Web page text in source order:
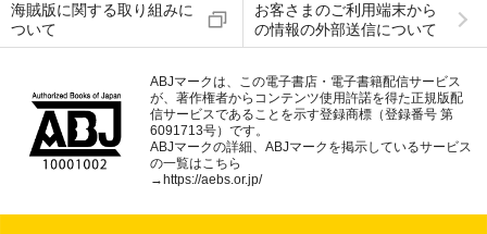
海賊版に関する取り組みに
ついて
お客さまのご利用端末から
の情報の外部送信について
ABJマークは、この電子書店・電子書籍配信サービス
が、著作権者からコンテンツ使用許諾を得た正規版配
信サービスであることを示す登録商標（登録番号 第
6091713号）です。
ABJマークの詳細、ABJマークを掲示しているサービス
の一覧はこちら
→ https://aebs.or.jp/